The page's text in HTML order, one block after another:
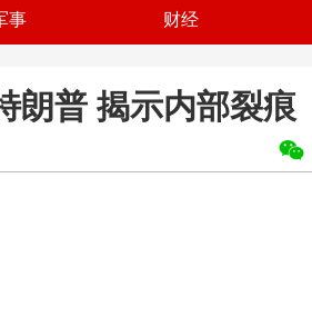
事 财经
朗普 揭示内部裂痕